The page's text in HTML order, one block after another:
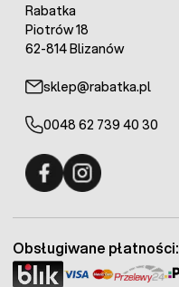
Rabatka
Piotrów 18
62-814 Blizanów
sklep@rabatka.pl
0048 62 739 40 30
Obsługiwane płatności: